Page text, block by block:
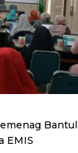
Bantul
EMIS